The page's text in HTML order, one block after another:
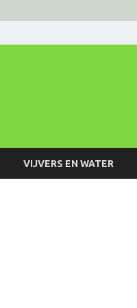
VIJVERS EN WATER